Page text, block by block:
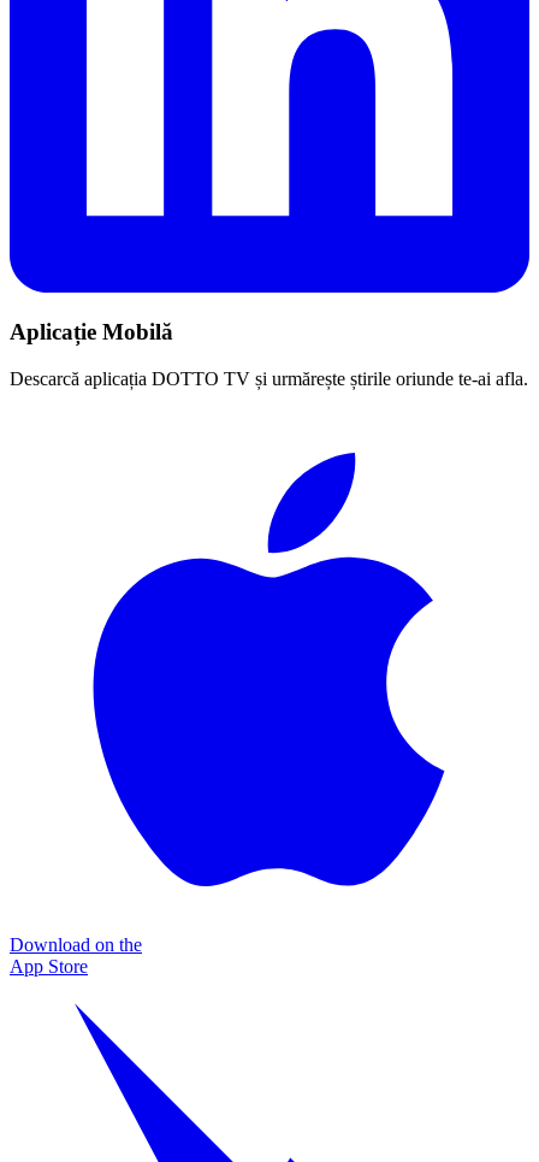
Aplicație Mobilă
Descarcă aplicația DOTTO TV și urmărește știrile oriunde te-ai afla.
Download on the
App Store